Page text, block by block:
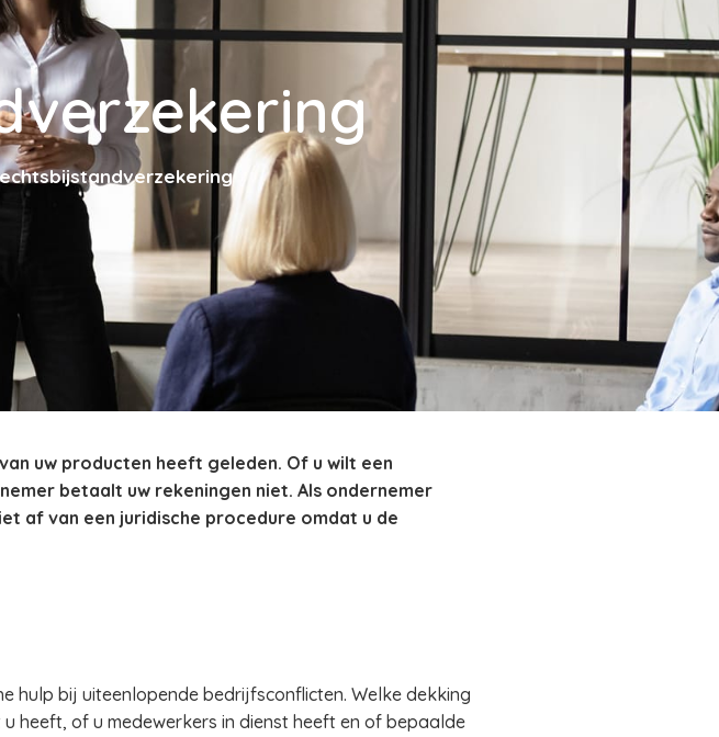
uw producten heeft geleden. Of u wilt een
betaalt uw rekeningen niet. Als ondernemer
af van een juridische procedure omdat u de
hulp bij uiteenlopende bedrijfsconflicten. Welke dekking
heeft, of u medewerkers in dienst heeft en of bepaalde